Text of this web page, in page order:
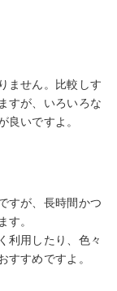
ません。比較しす
すが、いろいろな
良いですよ。
すが、長時間かつ
す。
利用したり、色々
すすめですよ。